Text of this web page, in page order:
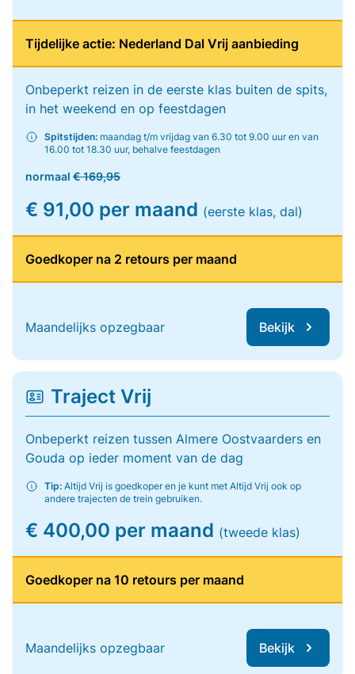
Tijdelijke actie: Nederland Dal Vrij aanbieding
Onbeperkt reizen in de eerste klas buiten de spits,
in het weekend en op feestdagen
Spitstijden: maandag t/m vrijdag van 6.30 tot 9.00 uur en van
16.00 tot 18.30 uur, behalve feestdagen
normaal € 169,95
€ 91,00 per maand (eerste klas, dal)
Goedkoper na 2 retours per maand
Maandelijks opzegbaar Bekijk
Traject Vrij
Onbeperkt reizen tussen Almere Oostvaarders en
Gouda op ieder moment van de dag
Tip: Altijd Vrij is goedkoper en je kunt met Altijd Vrij ook op
andere trajecten de trein gebruiken.
€ 400,00 per maand (tweede klas)
Goedkoper na 10 retours per maand
Maandelijks opzegbaar Bekijk